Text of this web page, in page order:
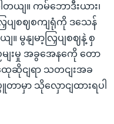
တယျ။ ကမ်ဘောဒီးယား၊
ြှပျစဈစကျရုံကို ဒသေန်
မွနျမာ့လြှပျစဈနဲ့ စှ
ျးမှု အခွအေနကေို တော
ဆိုငျရာ သတငျးအခ
ာ သိုလှောငျထားရပါ